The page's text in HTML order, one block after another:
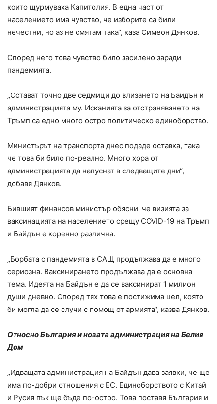
които щурмуваха Капитолия. В една част от
населението има чувство, че изборите са били
нечестни, но аз не смятам така“, каза Симеон Дянков.
Според него това чувство било засилено заради
пандемията.
„Остават точно две седмици до влизането на Байдън и
администрацията му. Исканията за отстраняването на
Тръмп са едно много остро политическо единоборство.
Министърът на транспорта днес подаде оставка, така
че това би било по-реално. Много хора от
администрацията да напуснат в следващите дни“,
добавя Дянков.
Бившият финансов министър обясни, че визията за
ваксинацията на населението срещу COVID-19 на Тръмп
и Байдън е коренно различна.
„Борбата с пандемията в САЩ продължава да е много
сериозна. Ваксинирането продължава да е основна
тема. Идеята на Байдън е да се ваксинират 1 милион
души дневно. Според тях това е постижима цел, която
би могла да се случи с помощ от армията“, казва Дянков.
Относно България и новата администрация на Белия
Дом
„Идващата администрация на Байдън дава заявки, че ще
има по-добри отношения с ЕС. Единоборството с Китай
и Русия пък ще бъде по-остро. Това поставя България и